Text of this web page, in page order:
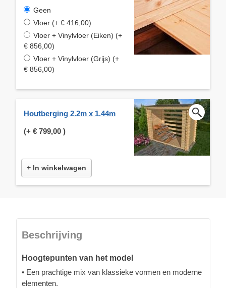
Geen
Vloer (+ € 416,00)
Vloer + Vinylvloer (Eiken) (+
€ 856,00)
Vloer + Vinylvloer (Grijs) (+
€ 856,00)
Houtberging 2.2m x 1.44m
(+ € 799,00 )
+ In winkelwagen
Beschrijving
Hoogtepunten van het model
• Een prachtige mix van klassieke vormen en moderne
elementen.